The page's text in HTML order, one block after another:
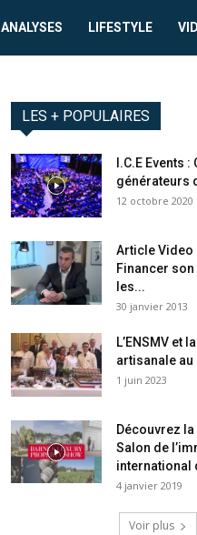
ANALYSES LIFESTYLE
LES + POPULAIRES
I.C.E Events
générateurs
12 octobre 2020
Article Video
Financer
les...
30 janvier 2013
L’ENSMV et
artisanale au
1 juin 2023
Découvrez
Salon de
international
4 janvier 2019
Voir plus